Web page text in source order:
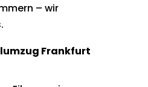
– wir
Frankfurt